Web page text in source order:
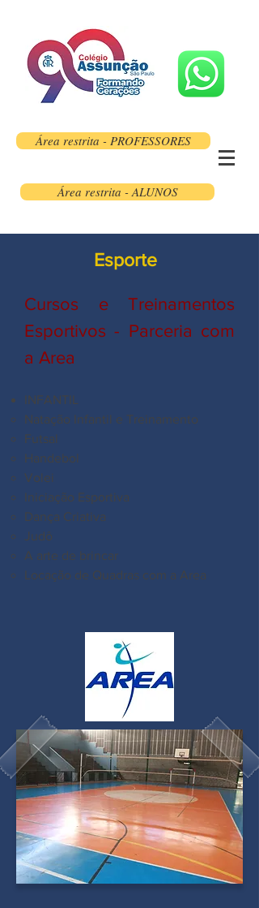
Área restrita - PROFESSORES
Área restrita - ALUNOS
Esporte
Cursos e Treinamentos
Esportivos - Parceria com
a Area
INFANTIL
Natação Infantil e Treinamento
Futsal
Handebol
Volei
Iniciação Esportiva
Dança Criativa
Judô
A arte de brincar
Locação de Quadras com a Area